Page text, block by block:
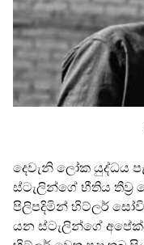
දෙවැනි ලෝක යුද්ධය
ස්ටැලින්ගේ භීතිය
පිලිපදිමින් හිට්ලර්
යන ස්ටැලින්ගේ